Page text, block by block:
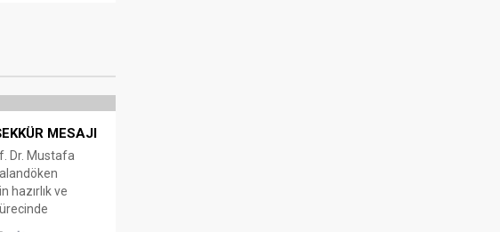
MESAJI
Dr. Mustafa
hazırlık ve